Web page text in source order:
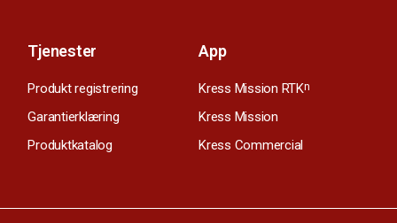
Tjenester
Produkt registrering
Garantierklæring
Produktkatalog
App
Kress Mission RTKn
Kress Mission
Kress Commercial